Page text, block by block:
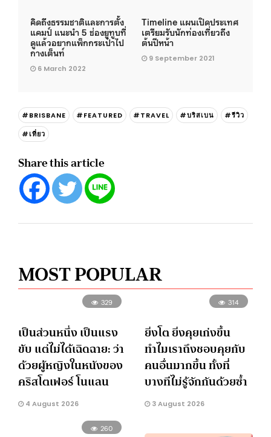
คิดถึงธรรมชาติและการตั้ง
แคมป์ แนะนำ 5 ช่องยูทูบที่
ดูแล้วอยากแพ็กกระเป๋าไป
กางเต็นท์
6 March 2022
Timeline แผนเปิดประเทศ
เตรียมรับนักท่องเที่ยวถึง
ต้นปีหน้า
9 September 2021
#BRISBANE #FEATURED #TRAVEL #บริสเบน
#รีวิว
#เที่ยว
Share this article
MOST POPULAR
329
เป็นส่วนหนึ่ง เป็นแรง
ขับ แต่ไม่ได้เฉิดฉาย: ว่า
ด้วยผู้หญิงในหนังของ
คริสโตเฟอร์ โนแลน
4 August 2026
314
ยิ่งโต ยิ่งคุยเก่งขึ้น
ทำไมเราถึงชอบคุยกับ
คนอื่นมากขึ้น ทั้งที่
บางทีไม่รู้จักกันด้วยซ้ำ
3 August 2026
260